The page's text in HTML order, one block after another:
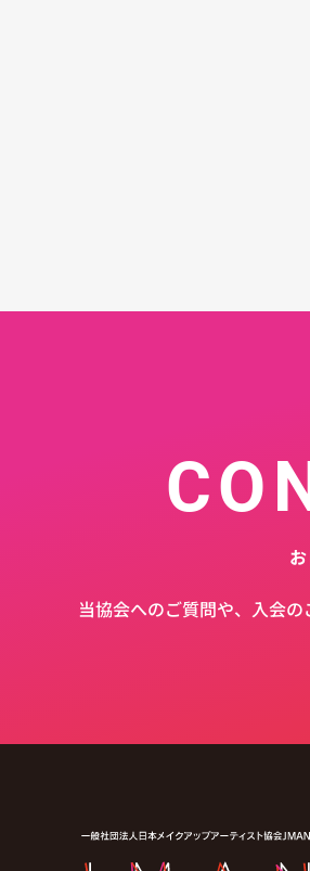
当協会へのご質問や、入会の